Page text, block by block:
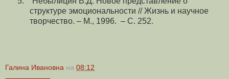
структуре эмоциональности // Жизнь и научное
творчество. – М., 1996. – С. 252.
Галина Ивановна на 08:12